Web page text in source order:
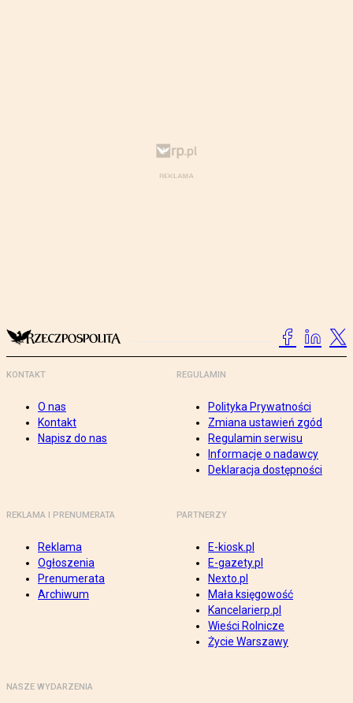
KONTAKT
O nas
Kontakt
Napisz do nas
REGULAMIN
Polityka Prywatności
Zmiana ustawień zgód
Regulamin serwisu
Informacje o nadawcy
Deklaracja dostępności
REKLAMA I PRENUMERATA
Reklama
Ogłoszenia
Prenumerata
Archiwum
PARTNERZY
E-kiosk.pl
E-gazety.pl
Nexto.pl
Mała księgowość
Kancelarierp.pl
Wieści Rolnicze
Życie Warszawy
NASZE WYDARZENIA